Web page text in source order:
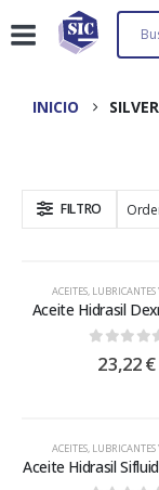
INICIO
FILTRO
ACEITES, LUBRICANTES
Aceite Hidrasil
out of
23,22€
ACEITES, LUBRICANTES
Aceite Hidrasil